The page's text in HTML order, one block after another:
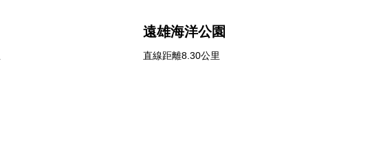
遠雄海洋公園
直線距離8.30公里